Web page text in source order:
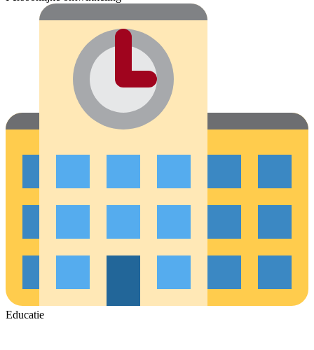
Educatie